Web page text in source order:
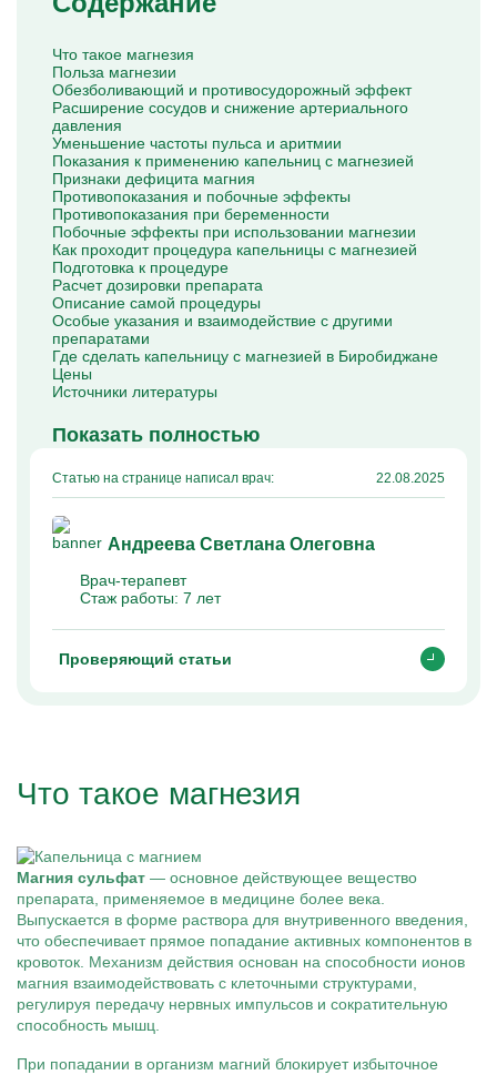
Капельницы Преднизолона
Капельница Церебролизин
Капельница Мильгамма
Капельница Цефтриаксон
Капельница Ципрофлоксацин
Капельница Рингер
Что такое магнезия
Польза магнезии
Обезболивающий и противосудорожный эффект
Расширение сосудов и снижение артериального
давления
Уменьшение частоты пульса и аритмии
Показания к применению капельниц с магнезией
Признаки дефицита магния
Противопоказания и побочные эффекты
Противопоказания при беременности
Побочные эффекты при использовании магнезии
Как проходит процедура капельницы с магнезией
Подготовка к процедуре
Расчет дозировки препарата
Описание самой процедуры
Особые указания и взаимодействие с другими
препаратами
Где сделать капельницу с магнезией в Биробиджане
Цены
Источники литературы
Показать полностью
Статью на странице написал врач: 22.08.2025
Андреева Светлана Олеговна
Врач-терапевт
Стаж работы: 7 лет
Проверяющий статьи
Что такое магнезия
Магния сульфат — основное действующее вещество
препарата, применяемое в медицине более века.
Выпускается в форме раствора для внутривенного введения,
что обеспечивает прямое попадание активных компонентов в
кровоток. Механизм действия основан на способности ионов
магния взаимодействовать с клеточными структурами,
регулируя передачу нервных импульсов и сократительную
способность мышц.
При попадании в организм магний блокирует избыточное